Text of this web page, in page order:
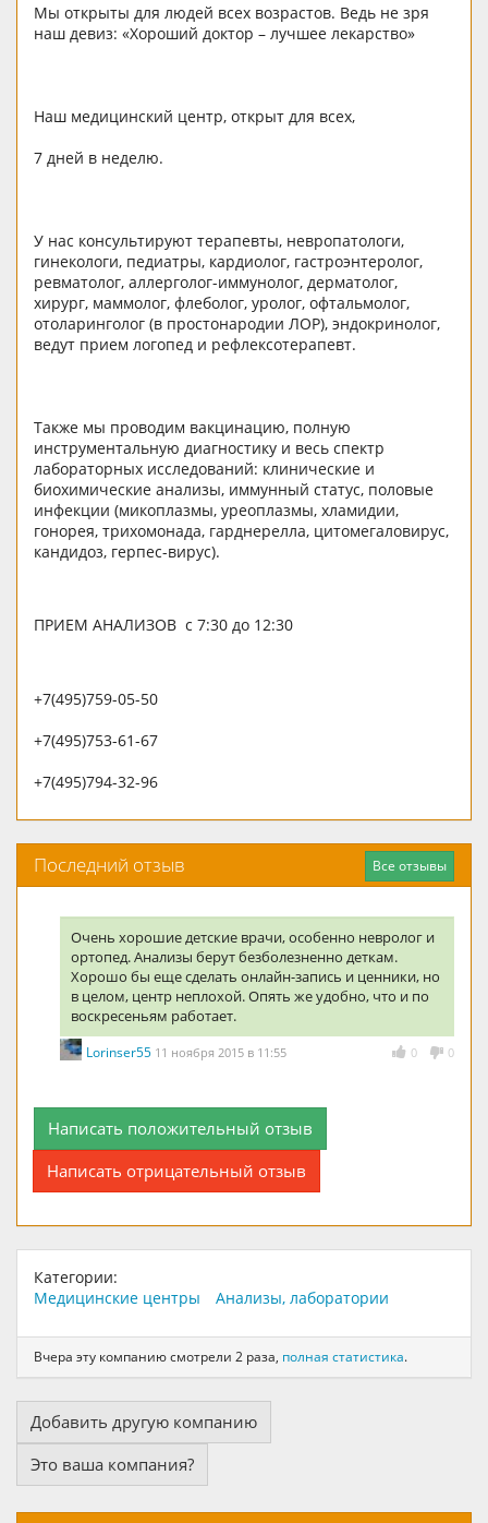
Мы открыты для людей всех возрастов. Ведь не зря
наш девиз: «Хороший доктор – лучшее лекарство»
Наш медицинский центр, открыт для всех,
7 дней в неделю.
У нас консультируют терапевты, невропатологи,
гинекологи, педиатры, кардиолог, гастроэнтеролог,
ревматолог, аллерголог-иммунолог, дерматолог,
хирург, маммолог, флеболог, уролог, офтальмолог,
отоларинголог (в простонародии ЛОР), эндокринолог,
ведут прием логопед и рефлексотерапевт.
Также мы проводим вакцинацию, полную
инструментальную диагностику и весь спектр
лабораторных исследований: клинические и
биохимические анализы, иммунный статус, половые
инфекции (микоплазмы, уреоплазмы, хламидии,
гонорея, трихомонада, гарднерелла, цитомегаловирус,
кандидоз, герпес-вирус).
ПРИЕМ АНАЛИЗОВ с 7:30 до 12:30
+7(495)759-05-50
+7(495)753-61-67
+7(495)794-32-96
Все отзывы
Последний отзыв
Очень хорошие детские врачи, особенно невролог и
ортопед. Анализы берут безболезненно деткам.
Хорошо бы еще сделать онлайн-запись и ценники, но
в целом, центр неплохой. Опять же удобно, что и по
воскресеньям работает.
0 0
Lorinser55 11 ноября 2015 в 11:55
Написать положительный отзыв
Написать отрицательный отзыв
Категории:
Медицинские центры
Анализы, лаборатории
Вчера эту компанию смотрели 2 раза, полная статистика.
Добавить другую компанию
Это ваша компания?